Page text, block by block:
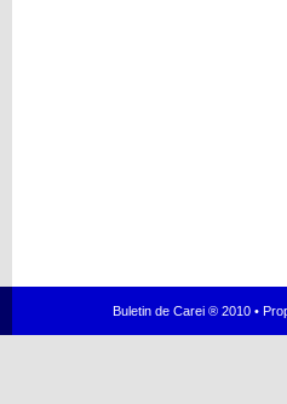
Buletin de Carei ® 2010 •